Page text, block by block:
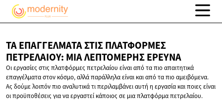
ΤΑ ΕΠΑΓΓΈΛΜΑΤΑ ΣΤΙΣ ΠΛΑΤΦΌΡΜΕΣ
ΠΕΤΡΕΛΑΊΟΥ: ΜΙΑΛΕΠΤΟΜΕΡΉΣ ΈΡΕΥΝΑ
Οι εργασίες στις πλατφόρμες πετρελαίου είναι από τα πιο απαιτητικά
επαγγέλματα στον κόσμο, αλλά παράλληλα είναι και από τα πιο αμειβόμενα.
Ας δούμε λοιπόν πιο αναλυτικά τι περιλαμβάνει αυτή η εργασία και ποιες είναι
οι προϋποθέσεις για να εργαστεί κάποιος σε μια πλατφόρμα πετρελαίου.